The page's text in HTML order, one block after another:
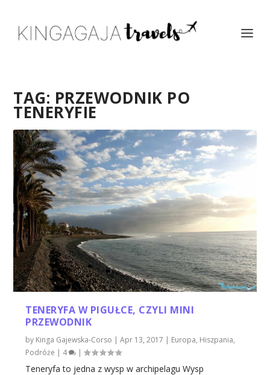
TAG: PRZEWODNIK PO
TENERYFIE
TENERYFA W PIGUŁCE, CZYLI MINI
PRZEWODNIK
by Kinga Gajewska-Corso |Apr 13, 2017 | Europa, Hiszpania,
Podróże | 4 |
Teneryfa to jedna z wysp w archipelagu Wysp